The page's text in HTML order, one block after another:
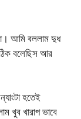
আমি বললাম দুধ
বলেছিস আর
হতেই
খুব খারাপ ভাবে